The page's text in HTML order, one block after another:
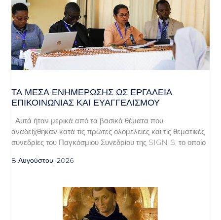
ΤΑ ΜΈΣΑ ΕΝΗΜΈΡΩΣΗΣ ΩΣ ΕΡΓΑΛΕΊΑ
ΕΠΙΚΟΙΝΩΝΊΑΣ ΚΑΙ ΕΥΑΓΓΕΛΙΣΜΟΎ
Αυτά ήταν μερικά από τα βασικά θέματα που
αναδείχθηκαν κατά τις πρώτες ολομέλειες και τις θεματικές
συνεδρίες του Παγκόσμιου Συνεδρίου της SIGNIS, το οποίο
8 Αυγούστου, 2026